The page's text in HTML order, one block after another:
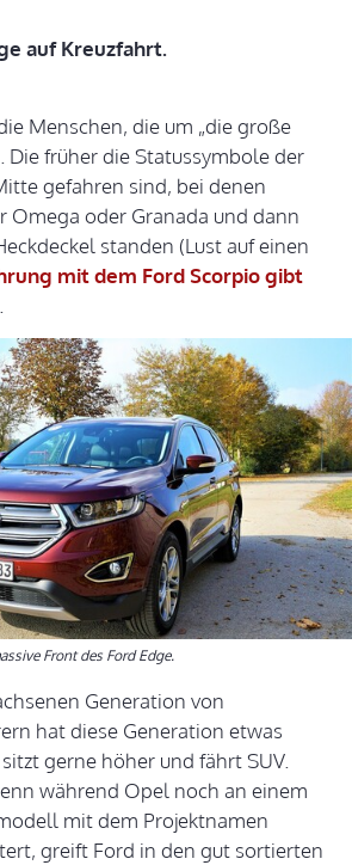
auf Kreuzfahrt.
Menschen, die um „die große
Die früher die Statussymbole der
gefahren sind, bei denen
Omega oder Granada und dann
standen (Lust auf einen
mit dem Ford Scorpio gibt
Front des Ford Edge.
Generation von
hat diese Generation etwas
gerne höher und fährt SUV.
während Opel noch an einem
mit dem Projektnamen
greift Ford in den gut sortierten